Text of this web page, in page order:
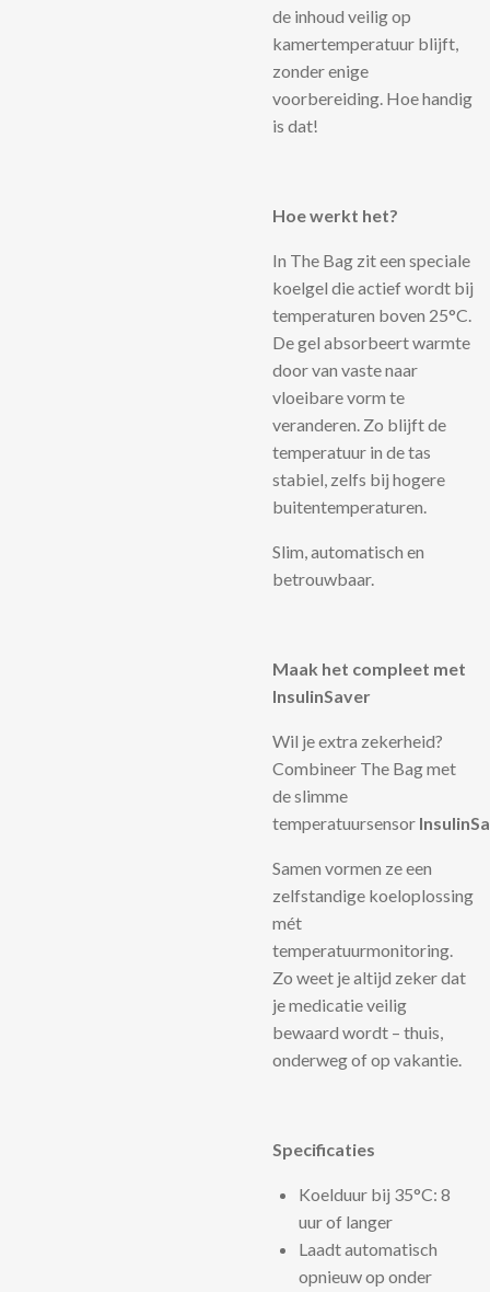
de inhoud veilig op
kamertemperatuur blijft,
zonder enige
voorbereiding. Hoe handig
is dat!
Hoe werkt het?
In The Bag zit een speciale
koelgel die actief wordt bij
temperaturen boven 25°C.
De gel absorbeert warmte
door van vaste naar
vloeibare vorm te
veranderen. Zo blijft de
temperatuur in de tas
stabiel, zelfs bij hogere
buitentemperaturen.
Slim, automatisch en
betrouwbaar.
Maak het compleet met
InsulinSaver
Wil je extra zekerheid?
Combineer The Bag met
de slimme
temperatuursensor
Samen vormen ze een
zelfstandige koeloplossing
mét
temperatuurmonitoring.
Zo weet je altijd zeker dat
je medicatie veilig
bewaard wordt – thuis,
onderweg of op vakantie.
Specificaties
Koelduur bij 35°C: 8
uur of langer
Laadt automatisch
opnieuw op onder